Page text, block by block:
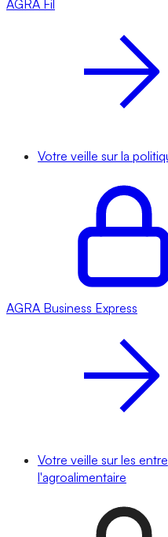
AGRA Fil
Votre veille sur la
AGRA Business Express
Votre veille sur les
l'agroalimentaire